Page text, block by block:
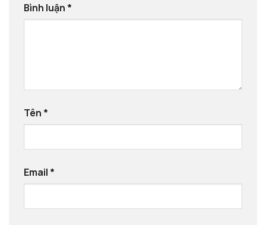
Bình luận *
Tên *
Email *